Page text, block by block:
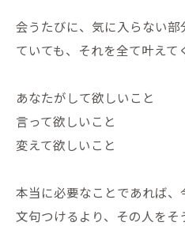
会うたびに、気に入らない
ていても、それを全て叶えて
あなたがして欲しいこと
言って欲しいこと
変えて欲しいこと
本当に必要なことであれば
文句つけるより、その人を